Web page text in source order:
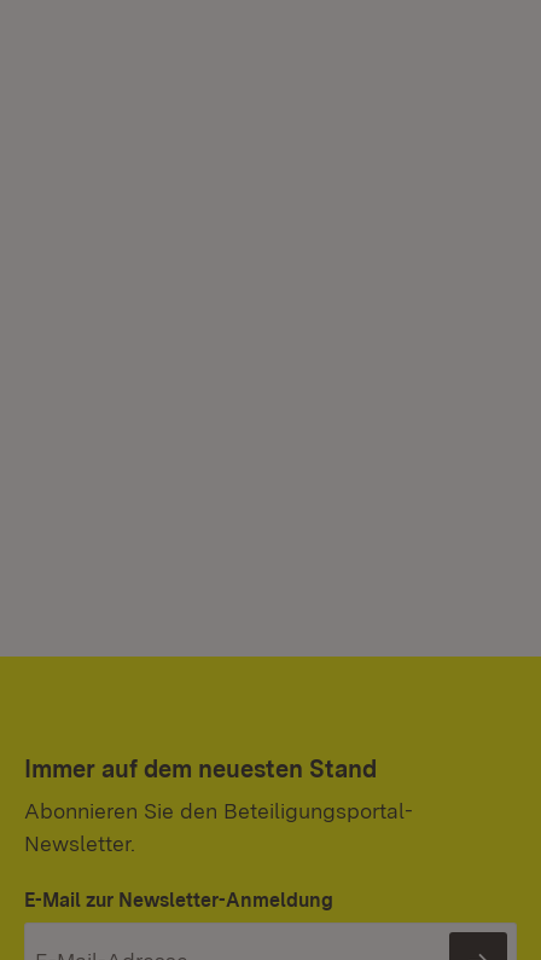
Immer auf dem neuesten Stand
Abonnieren Sie den Beteiligungsportal-
Newsletter.
E-Mail zur Newsletter-Anmeldung